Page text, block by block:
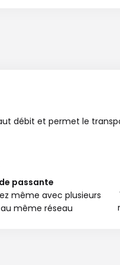
débit et permet le
passante
même avec plusieurs
même réseau